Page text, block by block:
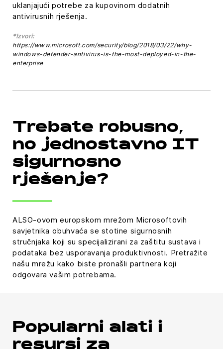
uklanjajući potrebe za kupovinom dodatnih
antivirusnih rješenja.
*Izvori:
https://www.microsoft.com/security/blog/2018/03/22/why-
windows-defender-antivirus-is-the-most-deployed-in-the-
enterprise
Trebate robusno,
no jednostavno IT
sigurnosno
rješenje?
ALSO-ovom europskom mrežom Microsoftovih
savjetnika obuhvaća se stotine sigurnosnih
stručnjaka koji su specijalizirani za zaštitu sustava i
podataka bez usporavanja produktivnosti. Pretražite
našu mrežu kako biste pronašli partnera koji
odgovara vašim potrebama.
Popularni alati i